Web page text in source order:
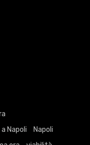
Napoli
Napoli